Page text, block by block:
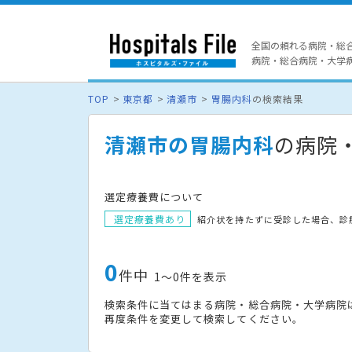
全国の頼れる病院・総
病院・総合病院・大学
TOP 東京都 清瀬市 胃腸内科の検索結果
清瀬市の胃腸内科の病院
選定療養費について
選定療養費あり 紹介状を持たずに受診した場合、
0件中 1〜0件を表示
検索条件に当てはまる病院・総合病院・大学病
再度条件を変更して検索してください。